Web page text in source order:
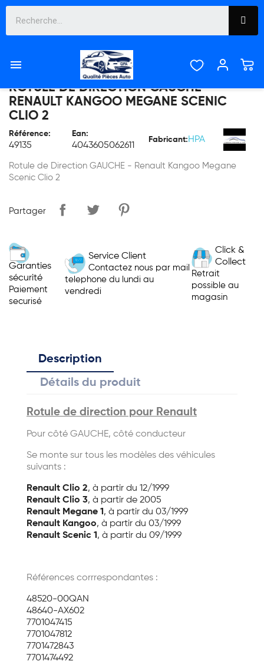

ROTULE DE DIRECTION GAUCHE -
RENAULT KANGOO MEGANE SCENIC
CLIO 2
Référence:
49135
Ean:
4043605062611
Fabricant: HPA
Rotule de Direction GAUCHE - Renault Kangoo Megane
Scenic Clio 2
Partager
Garanties
sécurité
Paiement
securisé
Service Client
Contactez nous par mail
telephone du lundi au
vendredi
Click &
Collect
Retrait
possible au
magasin
Description
Détails du produit
Rotule de direction pour Renault
Pour côté GAUCHE, côté conducteur
Se monte sur tous les modèles des véhicules
suivants :
Renault Clio 2, à partir du 12/1999
Renault Clio 3, à partir de 2005
Renault Megane 1 , à partir du 03/1999
Renault Kangoo, à partir du 03/1999
Renault Scenic 1 , à partir du 09/1999
Références corrrespondantes :
48520-00QAN
48640-AX602
7701047415
7701047812
7701472843
7701474492